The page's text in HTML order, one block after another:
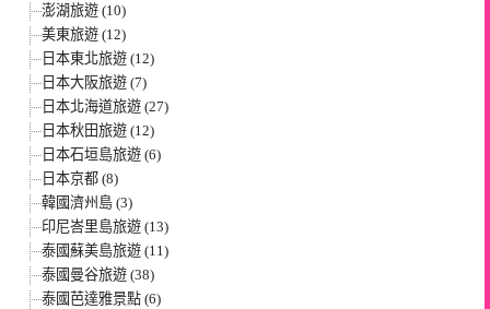
澎湖旅遊 (10)
美東旅遊 (12)
日本東北旅遊 (12)
日本大阪旅遊 (7)
日本北海道旅遊 (27)
日本秋田旅遊 (12)
日本石垣島旅遊 (6)
日本京都 (8)
韓國濟州島 (3)
印尼峇里島旅遊 (13)
泰國蘇美島旅遊 (11)
泰國曼谷旅遊 (38)
泰國芭達雅景點 (6)